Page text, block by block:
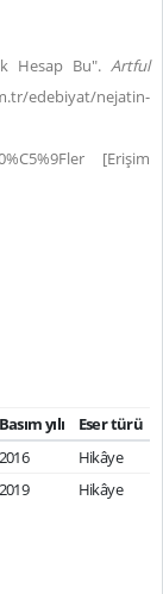
Hesap Bu". Artful
edebiyat/nejatin-
[Erişim
Basım yılı
Eser türü
2016
Hikâye
2019 Hikâye